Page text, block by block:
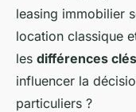
leasing immobilier
location classique
les différences clés
influencer la
particuliers ?